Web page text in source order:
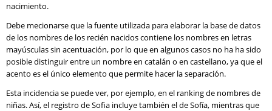
nacimiento.
Debe mecionarse que la fuente utilizada para elaborar la base de datos
de los nombres de los recién nacidos contiene los nombres en letras
mayúsculas sin acentuación, por lo que en algunos casos no ha ha sido
posible distinguir entre un nombre en catalán o en castellano, ya que el
acento es el único elemento que permite hacer la separación.
Esta incidencia se puede ver, por ejemplo, en el ranking de nombres de
niñas. Así, el registro de Sofia incluye también el de Sofía, mientras que